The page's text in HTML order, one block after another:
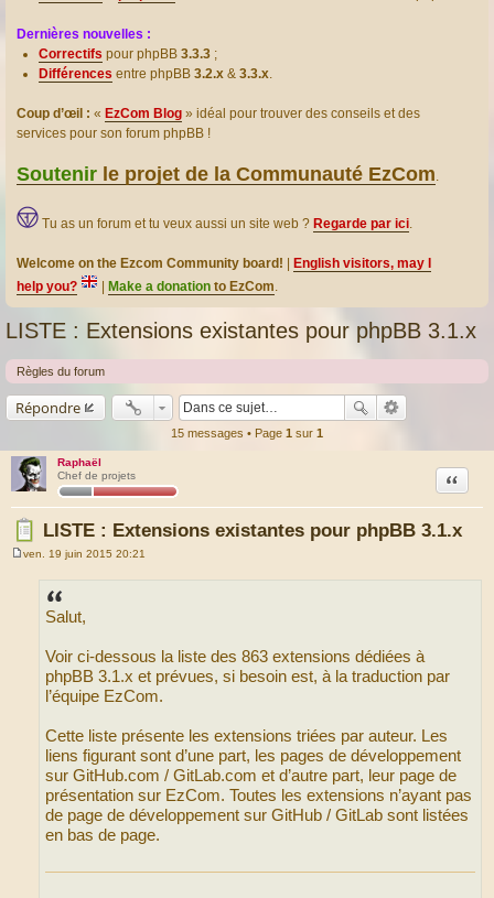
Dernières nouvelles :
Correctifs pour phpBB 3.3.3 ;
Différences entre phpBB 3.2.x & 3.3.x.
Coup d’œil : « EzCom Blog » idéal pour trouver des conseils et des
services pour son forum phpBB !
Soutenir le projet de la Communauté EzCom.
Tu as un forum et tu veux aussi un site web ? Regarde par ici.
Welcome on the Ezcom Community board!
English visitors, may I
help you?
Make a donation to EzCom.
LISTE : Extensions existantes pour phpBB 3.1.x
Règles du forum
Répondre
15 messages • Page 1 sur 1
Raphaël
Chef de projets
LISTE : Extensions existantes pour phpBB 3.1.x
Citation
ven. 19 juin 2015 20:21
Salut,
Voir ci-dessous la liste des 863 extensions dédiées à
phpBB 3.1.x et prévues, si besoin est, à la traduction par
l’équipe EzCom.
Cette liste présente les extensions triées par auteur. Les
liens figurant sont d’une part, les pages de développement
sur GitHub.com / GitLab.com et d’autre part, leur page de
présentation sur EzCom. Toutes les extensions n’ayant pas
de page de développement sur GitHub / GitLab sont listées
en bas de page.